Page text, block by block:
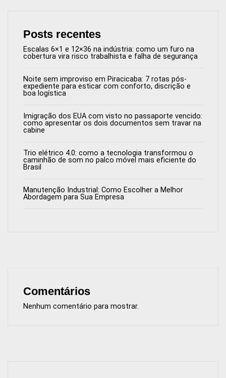
Posts recentes
Escalas 6×1 e 12×36 na indústria: como um furo na
cobertura vira risco trabalhista e falha de segurança
Noite sem improviso em Piracicaba: 7 rotas pós-
expediente para esticar com conforto, discrição e
boa logística
Imigração dos EUA com visto no passaporte vencido:
como apresentar os dois documentos sem travar na
cabine
Trio elétrico 4.0: como a tecnologia transformou o
caminhão de som no palco móvel mais eficiente do
Brasil
Manutenção Industrial: Como Escolher a Melhor
Abordagem para Sua Empresa
Comentários
Nenhum comentário para mostrar.